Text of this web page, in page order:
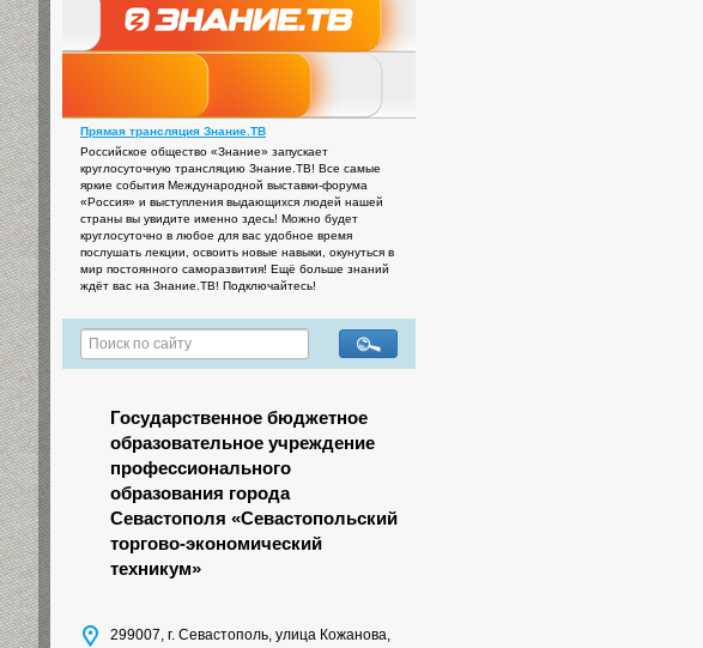
Прямая трансляция Знание.ТВ
Российское общество «Знание» запускает
круглосуточную трансляцию Знание.ТВ! Все самые
яркие события Международной выставки-форума
«Россия» и выступления выдающихся людей нашей
страны вы увидите именно здесь! Можно будет
круглосуточно в любое для вас удобное время
послушать лекции, освоить новые навыки, окунуться в
мир постоянного саморазвития! Ещё больше знаний
ждёт вас на Знание.ТВ! Подключайтесь!
Государственное бюджетное
образовательное учреждение
профессионального
образования города
Севастополя «Севастопольский
торгово-экономический
техникум»
299007, г. Севастополь, улица Кожанова,